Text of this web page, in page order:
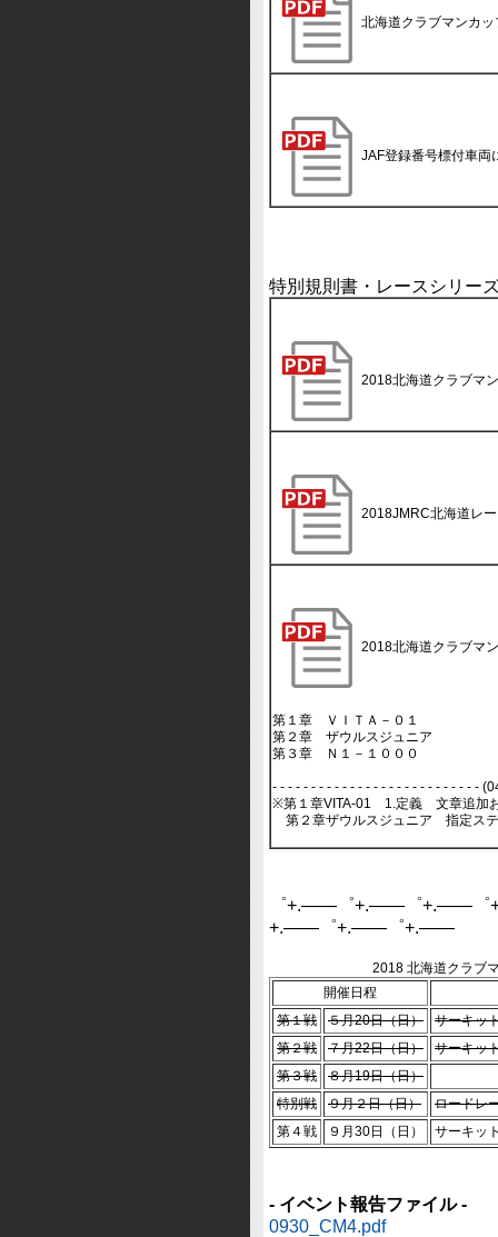
北海道クラブマンカ
JAF登録番号標付車両
特別規則書・レースシリー
2018北海道クラブマ
2018JMRC北海道レ
2018北海道クラブマ
第１章 ＶＩＴＡ－０１
第２章 ザウルスジュニア
第３章 Ｎ１－１０００
- - - - - - - - - - - - - - - - - - - - - - - - - - -
※第１章VITA-01 1.定義 文章追加
第２章ザウルスジュニア 指定ス
゜+.――゜+.――゜+.――
+.――゜+.――゜+.――
2018 北海道クラブ
開催日程
第１戦
５月20日（日）
サーキッ
第２戦
７月22日（日）
サーキッ
第３戦
８月19日（日）
特別戦
９月２日（日）
ロードレ
第４戦
９月30日（日） サーキッ
- イベント報告ファイル -
0930_CM4.pdf